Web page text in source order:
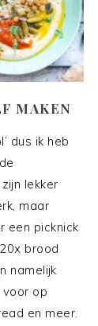
MAKEN
dus ik heb
lekker
maar
een picknick
brood
namelijk
op
en meer.